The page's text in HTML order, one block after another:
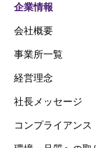
企業情報
会社概要
事業所一覧
経営理念
社長メッセージ
コンプライアンス